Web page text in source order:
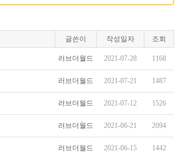
글쓴이 작성일자 조회
러브더월드 2021-07-28 1168
러브더월드 2021-07-21 1487
러브더월드 2021-07-12 1526
러브더월드 2021-06-21 2094
러브더월드 2021-06-15 1442